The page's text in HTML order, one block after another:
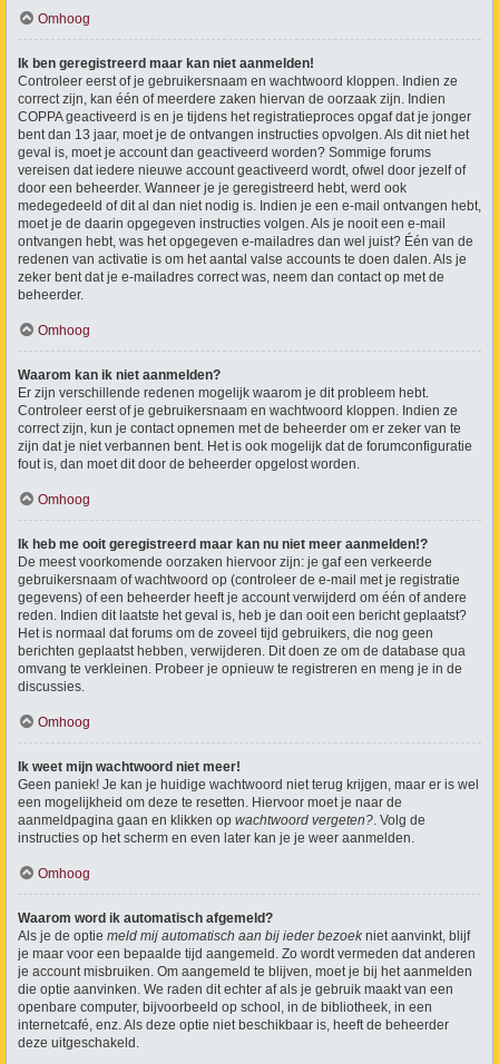
Omhoog
Ik ben geregistreerd maar kan niet aanmelden!
Controleer eerst of je gebruikersnaam en wachtwoord kloppen. Indien ze
correct zijn, kan één of meerdere zaken hiervan de oorzaak zijn. Indien
COPPA geactiveerd is en je tijdens het registratieproces opgaf dat je jonger
bent dan 13 jaar, moet je de ontvangen instructies opvolgen. Als dit niet het
geval is, moet je account dan geactiveerd worden? Sommige forums
vereisen dat iedere nieuwe account geactiveerd wordt, ofwel door jezelf of
door een beheerder. Wanneer je je geregistreerd hebt, werd ook
medegedeeld of dit al dan niet nodig is. Indien je een e-mail ontvangen hebt,
moet je de daarin opgegeven instructies volgen. Als je nooit een e-mail
ontvangen hebt, was het opgegeven e-mailadres dan wel juist? Één van de
redenen van activatie is om het aantal valse accounts te doen dalen. Als je
zeker bent dat je e-mailadres correct was, neem dan contact op met de
beheerder.
Omhoog
Waarom kan ik niet aanmelden?
Er zijn verschillende redenen mogelijk waarom je dit probleem hebt.
Controleer eerst of je gebruikersnaam en wachtwoord kloppen. Indien ze
correct zijn, kun je contact opnemen met de beheerder om er zeker van te
zijn dat je niet verbannen bent. Het is ook mogelijk dat de forumconfiguratie
fout is, dan moet dit door de beheerder opgelost worden.
Omhoog
Ik heb me ooit geregistreerd maar kan nu niet meer aanmelden!?
De meest voorkomende oorzaken hiervoor zijn: je gaf een verkeerde
gebruikersnaam of wachtwoord op (controleer de e-mail met je registratie
gegevens) of een beheerder heeft je account verwijderd om één of andere
reden. Indien dit laatste het geval is, heb je dan ooit een bericht geplaatst?
Het is normaal dat forums om de zoveel tijd gebruikers, die nog geen
berichten geplaatst hebben, verwijderen. Dit doen ze om de database qua
omvang te verkleinen. Probeer je opnieuw te registreren en meng je in de
discussies.
Omhoog
Ik weet mijn wachtwoord niet meer!
Geen paniek! Je kan je huidige wachtwoord niet terug krijgen, maar er is wel
een mogelijkheid om deze te resetten. Hiervoor moet je naar de
aanmeldpagina gaan en klikken op wachtwoord vergeten?. Volg de
instructies op het scherm en even later kan je je weer aanmelden.
Omhoog
Waarom word ik automatisch afgemeld?
Als je de optie meld mij automatisch aan bij ieder bezoek niet aanvinkt, blijf
je maar voor een bepaalde tijd aangemeld. Zo wordt vermeden dat anderen
je account misbruiken. Om aangemeld te blijven, moet je bij het aanmelden
die optie aanvinken. We raden dit echter af als je gebruik maakt van een
openbare computer, bijvoorbeeld op school, in de bibliotheek, in een
internetcafé, enz. Als deze optie niet beschikbaar is, heeft de beheerder
deze uitgeschakeld.